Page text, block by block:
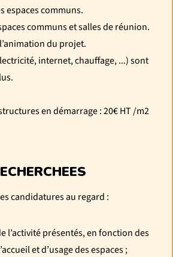
espaces communs.
communs et salles de réunion.
du projet.
internet, chauffage, ...) sont
en démarrage : 20€ HT /m2
candidatures au regard :
l’activité présentés, en fonction des
et d’usage des espaces ;